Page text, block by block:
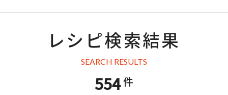
レシピ検索結果
SEARCH RESULTS
554件